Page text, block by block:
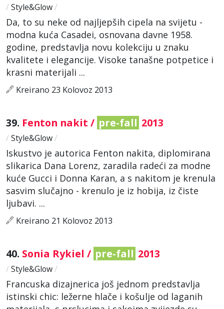
/ Style&Glow/
Da, to su neke od najljepših cipela na svijetu -
modna kuća Casadei, osnovana davne 1958.
godine, predstavlja novu kolekciju u znaku
kvalitete i elegancije. Visoke tanašne potpetice i
krasni materijali ...
Kreirano 23 Kolovoz 2013
39. Fenton nakit / pre-fall 2013
/ Style&Glow/
Iskustvo je autorica Fenton nakita, diplomirana
slikarica Dana Lorenz, zaradila radeći za modne
kuće Gucci i Donna Karan, a s nakitom je krenula
sasvim slučajno - krenulo je iz hobija, iz čiste
ljubavi. ...
Kreirano 21 Kolovoz 2013
40. Sonia Rykiel / pre-fall 2013
/ Style&Glow/
Francuska dizajnerica još jednom predstavlja
istinski chic: ležerne hlače i košulje od laganih